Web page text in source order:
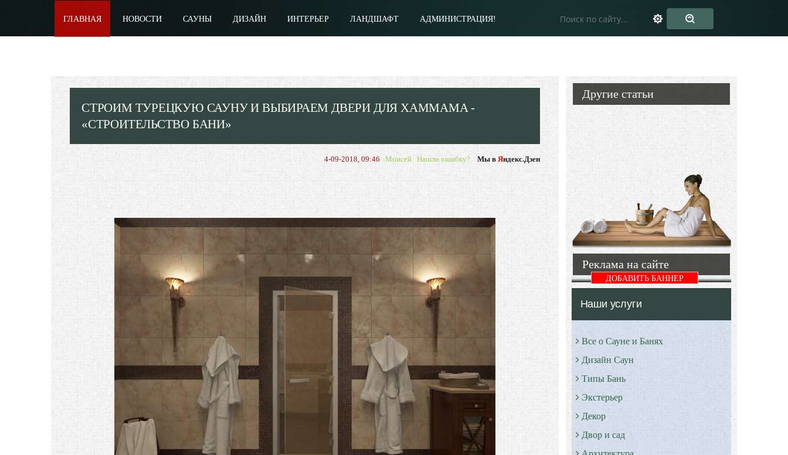
ГЛАВНАЯ НОВОСТИ САУНЫ ДИЗАЙН ИНТЕРЬЕР ЛАНДШАФТ АДМИНИСТРАЦИЯ!
СТРОИМ ТУРЕЦКУЮ САУНУ И ВЫБИРАЕМ ДВЕРИ ДЛЯ ХАММАМА -
«СТРОИТЕЛЬСТВО БАНИ»
4-09-2018, 09:46 Моисей Нашли ошибку? Мы в Яндекс.Дзен
Другие статьи
Реклама на сайте
ДОБАВИТЬ БАННЕР
Наши услуги
Все о Сауне и Банях
Дизайн Саун
Типы Бань
Экстерьер
Декор
Двор и сад